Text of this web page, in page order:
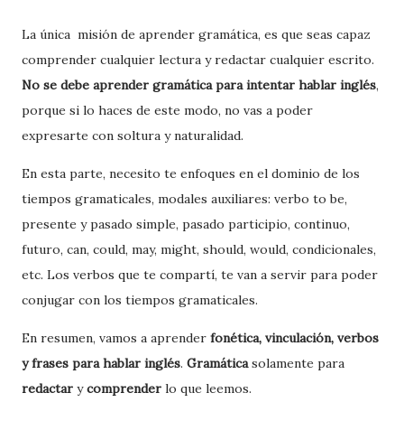
La única misión de aprender gramática, es que seas capaz
comprender cualquier lectura y redactar cualquier escrito.
No se debe aprender gramática para intentar hablar inglés,
porque si lo haces de este modo, no vas a poder
expresarte con soltura y naturalidad.
En esta parte, necesito te enfoques en el dominio de los
tiempos gramaticales, modales auxiliares: verbo to be,
presente y pasado simple, pasado participio, continuo,
futuro, can, could, may, might, should, would, condicionales,
etc. Los verbos que te compartí, te van a servir para poder
conjugar con los tiempos gramaticales.
En resumen, vamos a aprender fonética, vinculación, verbos
y frases para hablar inglés. Gramáticasolamente para
redactar ycomprender lo que leemos.